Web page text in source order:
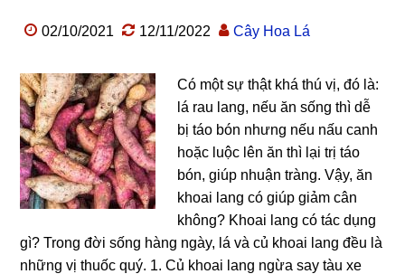
02/10/2021 12/11/2022 Cây Hoa Lá
Có một sự thật khá thú vị, đó là:
lá rau lang, nếu ăn sống thì dễ
bị táo bón nhưng nếu nấu canh
hoặc luộc lên ăn thì lại trị táo
bón, giúp nhuận tràng. Vậy, ăn
khoai lang có giúp giảm cân
không? Khoai lang có tác dụng
gì? Trong đời sống hàng ngày, lá và củ khoai lang đều là
những vị thuốc quý. 1. Củ khoai lang ngừa say tàu xe